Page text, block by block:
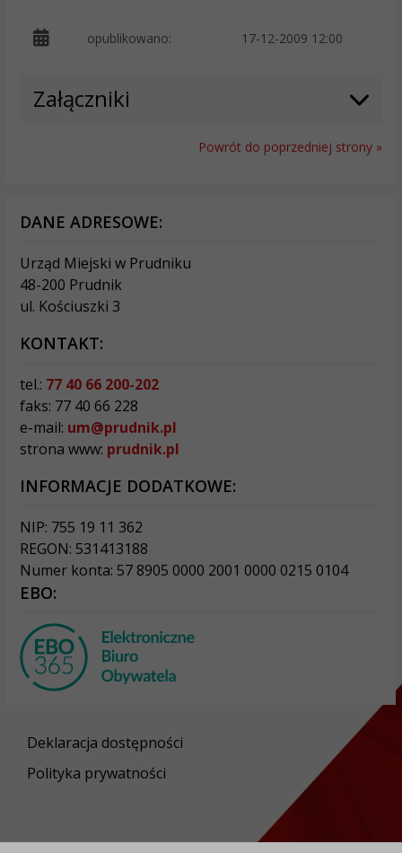
opublikowano: 17-12-2009 12:00
Załączniki
Powrót do poprzedniej strony »
DANE ADRESOWE:
Urząd Miejski w Prudniku
48-200 Prudnik
ul. Kościuszki 3
KONTAKT:
tel.: 77 40 66 200-202
faks: 77 40 66 228
e-mail: um@prudnik.pl
strona www: prudnik.pl
INFORMACJE DODATKOWE:
NIP: 755 19 11 362
REGON: 531413188
Numer konta: 57 8905 0000 2001 0000 0215 0104
EBO:
Deklaracja dostępności
Polityka prywatności